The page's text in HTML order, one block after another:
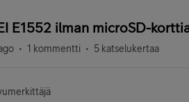
E1552 ilman microSD-
1 kommentti 5 katselukertaa